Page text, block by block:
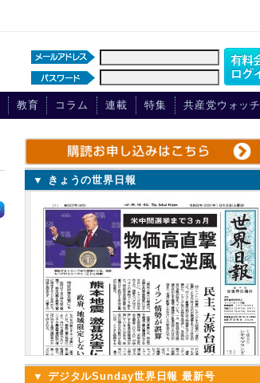
教育 コラム 連載 特集 共産党ウォッチ
▼ きょうの世界日報
▼ デジタルSunday世界日報 最新号